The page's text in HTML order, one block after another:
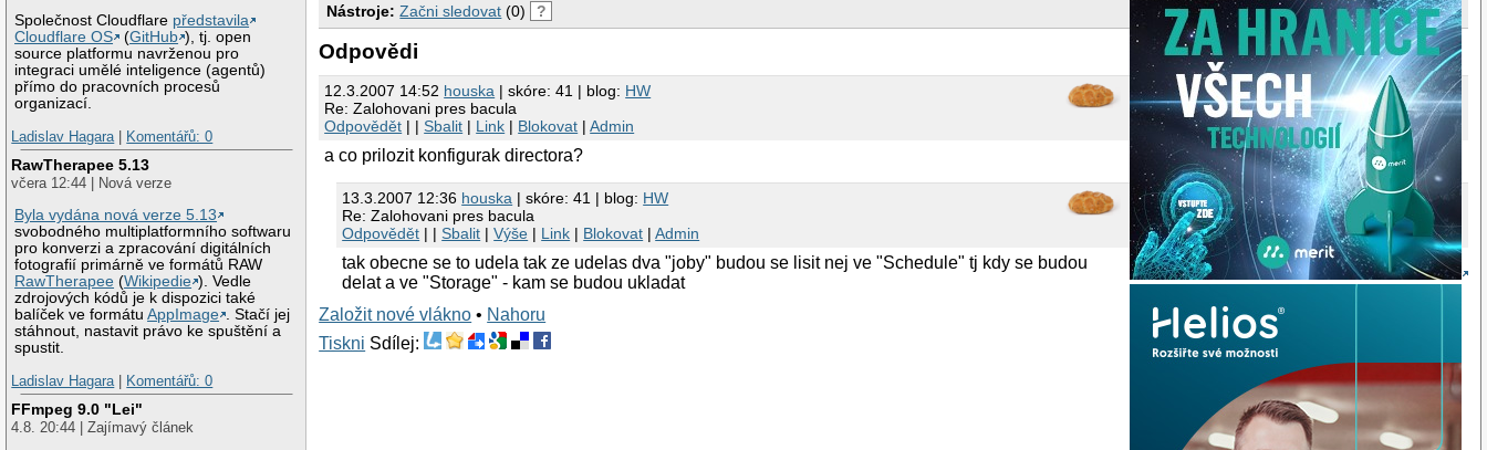
Společnost Cloudflare představila
Cloudflare OS
(GitHub ), tj. open
source platformu navrženou pro
integraci umělé inteligence (agentů)
přímo do pracovních procesů
organizací.
Ladislav Hagara
Komentářů: 0
RawTherapee 5.13
včera 12:44 | Nová verze
Byla vydána nová verze 5.13
svobodného multiplatformního softwaru
pro konverzi a zpracování digitálních
fotografií primárně ve formátů RAW
RawTherapee (Wikipedie ). Vedle
zdrojových kódů je k dispozici také
balíček ve formátuAppImage . Stačí jej
stáhnout, nastavit právo ke spuštění a
spustit.
Ladislav Hagara
Komentářů: 0
FFmpeg 9.0 "Lei"
4.8. 20:44 | Zajímavý článek
Nástroje: Začni sledovat (0) ?
Odpovědi
12.3.2007 14:52 houska | skóre: 41 | blog: HW
Re: Zalohovani pres bacula
Odpovědět | |Sbalit | Link | Blokovat |Admin
a co prilozit konfigurak directora?
13.3.2007 12:36 houska | skóre: 41 | blog: HW
Re: Zalohovani pres bacula
Odpovědět | |Sbalit |Výše | Link | Blokovat |Admin
tak obecne se to udela tak ze udelas dva "joby" budou se lisit nej ve "Schedule" tj kdy se budou
delat a ve "Storage" - kam se budou ukladat
Založit nové vlákno • Nahoru
Tiskni Sdílej: